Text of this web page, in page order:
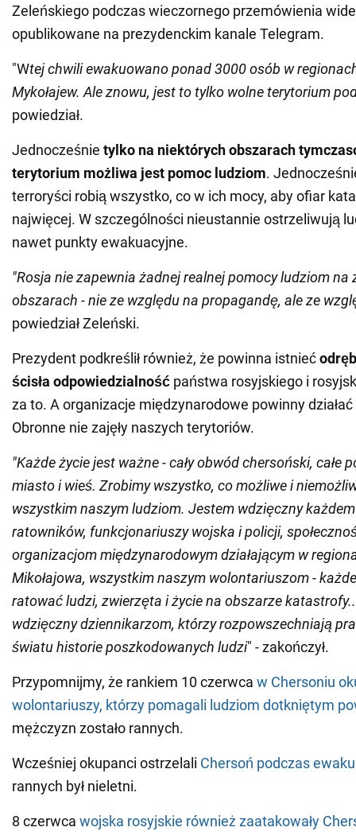
Zeleńskiego podczas wieczornego przemówienia
opublikowane na prezydenckim kanale Telegram.
"Wtej chwili ewakuowano ponad 3000 osób w
Mykołajew. Ale znowu, jest to tylko wolne terytorium
powiedział.
Jednocześnie tylko na niektórych obszarach
terytorium możliwa jest pomoc ludziom.
terroryści robią wszystko, co w ich mocy, aby ofiar
najwięcej. W szczególności nieustannie ostrzeliwują
nawet punkty ewakuacyjne.
"Rosja nie zapewnia żadnej realnej pomocy ludziom na
obszarach - nie ze względu na propagandę, ale ze
powiedział Zeleński.
Prezydent podkreślił również, że powinna istnieć
ścisła odpowiedzialność państwa rosyjskiego i
za to. A organizacje międzynarodowe powinny działać
Obronne nie zajęły naszych terytoriów.
"Każde życie jest ważne - cały obwód chersoński, całe
miasto i wieś. Zrobimy wszystko, co możliwe i
wszystkim naszym ludziom. Jestem wdzięczny
ratowników, funkcjonariuszy wojska i policji,
organizacjom międzynarodowym działającym w
Mikołajowa, wszystkim naszym wolontariuszom -
ratować ludzi, zwierzęta i życie na obszarze
wdzięczny dziennikarzom, którzy rozpowszechniają
światu historie poszkodowanych ludzi" - zakończył.
Przypomnijmy, że rankiem 10 czerwca w Chersoniu
wolontariuszy, którzy pomagali ludziom dotkniętym
mężczyzn zostało rannych.
Wcześniej okupanci ostrzelali Chersoń podczas
rannych był nieletni.
8 czerwca wojska rosyjskie również zaatakowały